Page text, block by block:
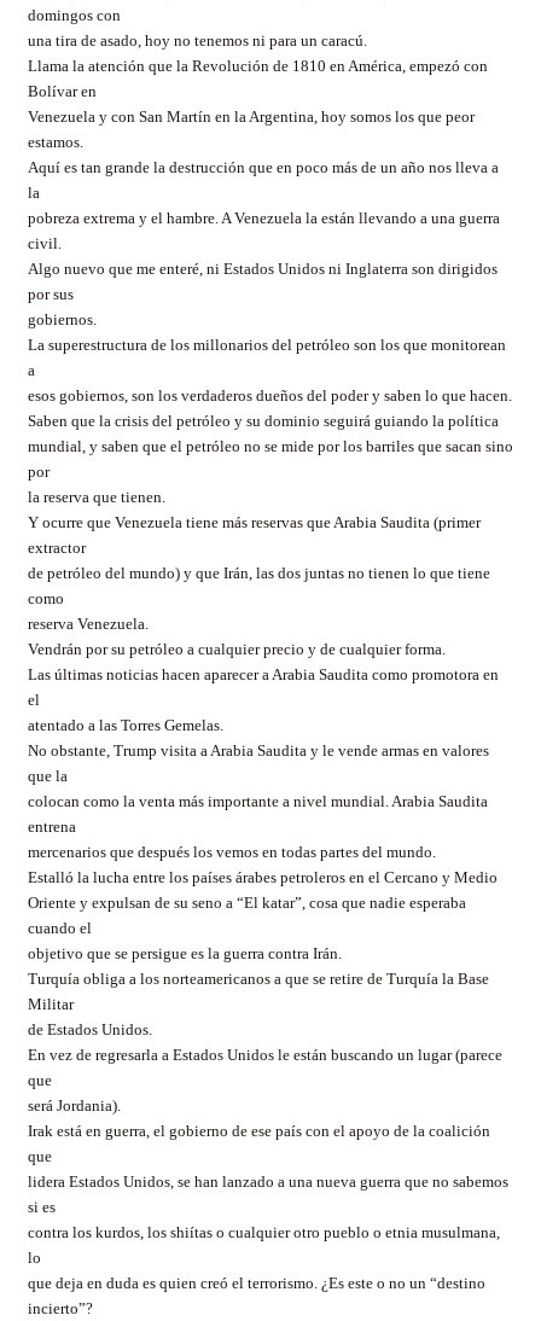
domingos con
una tira de asado, hoy no tenemos ni para un caracú.
Llama la atención que la Revolución de 1810 en América, empezó con
Bolívar en
Venezuela y con San Martín en la Argentina, hoy somos los que peor
estamos.
Aquí es tan grande la destrucción que en poco más de un año nos lleva a
la
pobreza extrema y el hambre. A Venezuela la están llevando a una guerra
civil.
Algo nuevo que me enteré, ni Estados Unidos ni Inglaterra son dirigidos
por sus
gobiernos.
La superestructura de los millonarios del petróleo son los que monitorean
a
esos gobiernos, son los verdaderos dueños del poder y saben lo que hacen.
Saben que la crisis del petróleo y su dominio seguirá guiando la política
mundial, y saben que el petróleo no se mide por los barriles que sacan sino
por
la reserva que tienen.
Y ocurre que Venezuela tiene más reservas que Arabia Saudita (primer
extractor
de petróleo del mundo) y que Irán, las dos juntas no tienen lo que tiene
como
reserva Venezuela.
Vendrán por su petróleo a cualquier precio y de cualquier forma.
Las últimas noticias hacen aparecer a Arabia Saudita como promotora en
el
atentado a las Torres Gemelas.
No obstante, Trump visita a Arabia Saudita y le vende armas en valores
que la
colocan como la venta más importante a nivel mundial. Arabia Saudita
entrena
mercenarios que después los vemos en todas partes del mundo.
Estalló la lucha entre los países árabes petroleros en el Cercano y Medio
Oriente y expulsan de su seno a “El katar”, cosa que nadie esperaba
cuando el
objetivo que se persigue es la guerra contra Irán.
Turquía obliga a los norteamericanos a que se retire de Turquía la Base
Militar
de Estados Unidos.
En vez de regresarla a Estados Unidos le están buscando un lugar (parece
que
será Jordania).
Irak está en guerra, el gobierno de ese país con el apoyo de la coalición
que
lidera Estados Unidos, se han lanzado a una nueva guerra que no sabemos
si es
contra los kurdos, los shiítas o cualquier otro pueblo o etnia musulmana,
lo
que deja en duda es quien creó el terrorismo. ¿Es este o no un “destino
incierto”?